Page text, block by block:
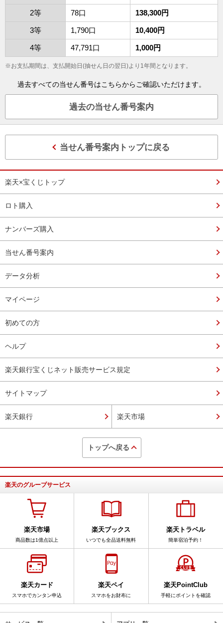
2等 78口 138,300円
3等 1,790口 10,400円
4等 47,791口 1,000円
※お支払期間は、支払開始日(抽せん日の翌日)より1年間となります。
過去すべての当せん番号はこちらからご確認いただけます。
過去の当せん番号案内
当せん番号案内トップに戻る
楽天×宝くじトップ
ロト購入
ナンバーズ購入
当せん番号案内
データ分析
マイページ
初めての方
ヘルプ
楽天銀行宝くじネット販売サービス規定
サイトマップ
楽天銀行 楽天市場
トップへ戻る
楽天のグループサービス
楽天市場
商品数は1億点以上
楽天ブックス
いつでも全品送料無料
楽天トラベル
簡単宿泊予約！
楽天カード
スマホでカンタン申込
楽天ペイ
スマホをお財布に
楽天PointClub
手軽にポイントを確認